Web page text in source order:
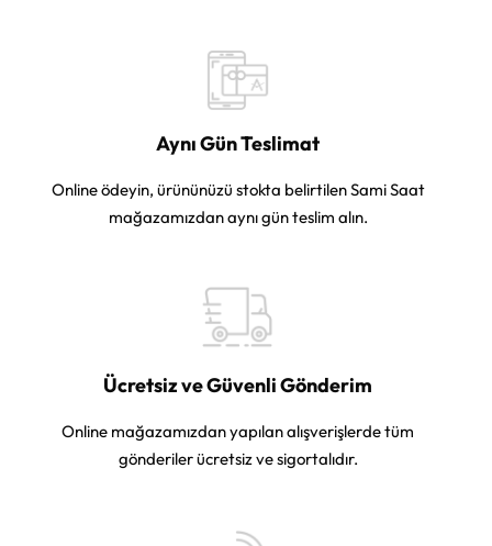
Aynı Gün Teslimat
Online ödeyin, ürününüzü stokta belirtilen Sami Saat
mağazamızdan aynı gün teslim alın.
Ücretsiz ve Güvenli Gönderim
Online mağazamızdan yapılan alışverişlerde tüm
gönderiler ücretsiz ve sigortalıdır.